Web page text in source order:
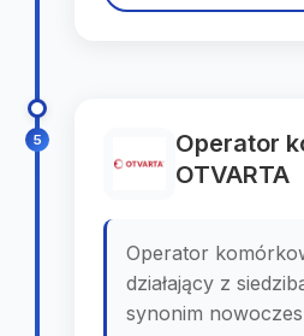
5
Operator
OTVARTA
Operator
działający z
synonim